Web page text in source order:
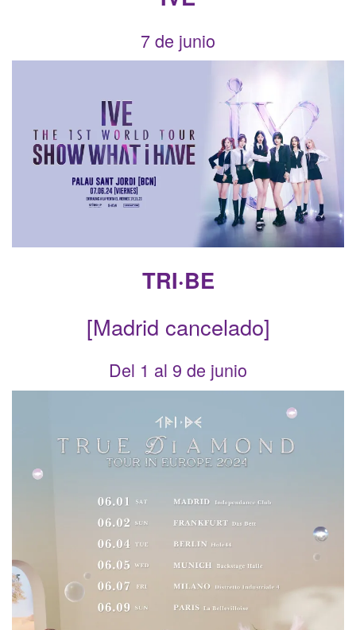
7 de junio
TRI·BE
[Madrid cancelado]
Del 1 al 9 de junio